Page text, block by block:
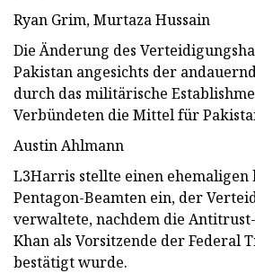
Ryan Grim, Murtaza Hussain
Die Änderung des
Pakistan angesichts der
durch das militärische
Verbündeten die Mittel für
Austin Ahlmann
L3Harris stellte einen ehemaligen
Pentagon-Beamten ein, der
verwaltete, nachdem die
Khan als Vorsitzende der Federal
bestätigt wurde.